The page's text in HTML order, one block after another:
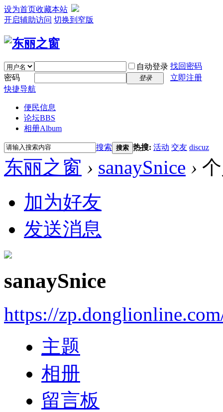
设为首页收藏本站
开启辅助访问 切换到窄版
自动登录 找回密码
密码
登录
立即注册
快捷导航
便民信息
论坛BBS
相册Album
搜索 搜索 热搜: 活动 交友 discuz
东丽之窗 › sanaySnice ›
加为好友
发送消息
sanaySnice
https://
主题
相册
留言板